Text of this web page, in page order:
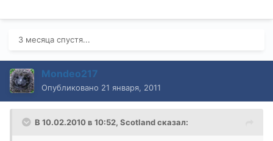
3 месяца спустя...
Mondeo217
Опубликовано 21 января, 2011
В 10.02.2010 в 10:52, Scotland сказал: